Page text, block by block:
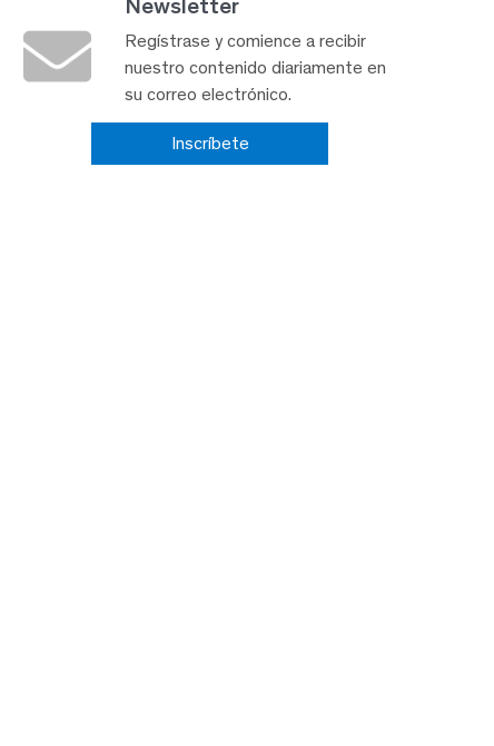
Regístrase y comience a recibir
nuestro contenido diariamente en
su correo electrónico.
Inscríbete